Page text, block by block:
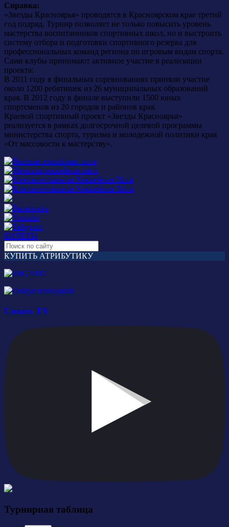
Справка:
«Звезды Красноярья» проводятся в Красноярском крае третий
год подряд. Турнир позволяет не только повысить уровень
мастерства воспитанников спортивных школ, но и выстроить
систему отбора и подготовки спортивного резерва для
профессиональных команд региона по игровым видам спорта.
Сами клубы принимают активное участие в реализации
проекта:
В 2011 году в финальных соревнованиях приняли участие
около 1200 ребятишек из 26 муниципальных образований
края. В 2012 году в финале выступили 1500 юных
спортсменов из 20 городов и районов края.
Краевой спортивный проект «Звезды Красноярья»
реализуется в рамках долгосрочной целевой программы
министерства спорта, туризма и молодежной политики края
«От массовости к мастерству».
БИЛЕТЫ
КУПИТЬ АТРИБУТИКУ
Сокол TV
Турнирная таблица